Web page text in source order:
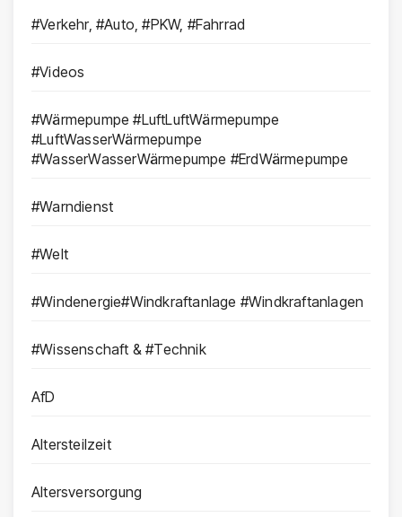
#Verkehr, #Auto, #PKW, #Fahrrad
#Videos
#Wärmepumpe #LuftLuftWärmepumpe
#LuftWasserWärmepumpe
#WasserWasserWärmepumpe #ErdWärmepumpe
#Warndienst
#Welt
#Windenergie#Windkraftanlage #Windkraftanlagen
#Wissenschaft & #Technik
AfD
Altersteilzeit
Altersversorgung